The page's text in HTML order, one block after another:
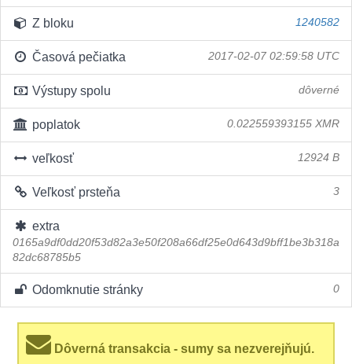
Z bloku 1240582
Časová pečiatka 2017-02-07 02:59:58 UTC
Výstupy spolu dôverné
poplatok 0.022559393155 XMR
veľkosť 12924 B
Veľkosť prsteňa 3
extra
0165a9df0dd20f53d82a3e50f208a66df25e0d643d9bff1be3b318a
82dc68785b5
Odomknutie stránky 0
Dôverná transakcia - sumy sa nezverejňujú.